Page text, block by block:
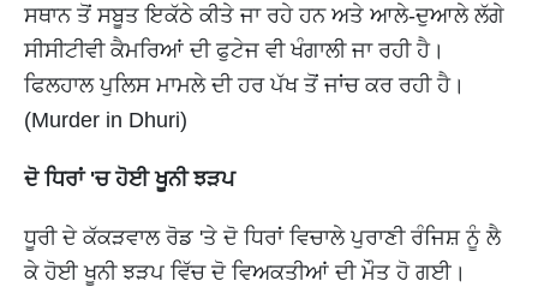
ਸਥਾਨ ਤੋਂ ਸਬੂਤ ਇਕੱਠੇ ਕੀਤੇ ਜਾ ਰਹੇ ਹਨ ਅਤੇ ਆਲੇ-ਦੁਆਲੇ ਲੱਗੇ
ਸੀਸੀਟੀਵੀ ਕੈਮਰਿਆਂ ਦੀ ਫੁਟੇਜ ਵੀ ਖੰਗਾਲੀ ਜਾ ਰਹੀ ਹੈ।
ਫਿਲਹਾਲ ਪੁਲਿਸ ਮਾਮਲੇ ਦੀ ਹਰ ਪੱਖ ਤੋਂ ਜਾਂਚ ਕਰ ਰਹੀ ਹੈ।
(Murder in Dhuri)
ਦੋ ਧਿਰਾਂ 'ਚ ਹੋਈ ਖੂਨੀ ਝੜਪ
ਧੂਰੀ ਦੇ ਕੱਕੜਵਾਲ ਰੋਡ 'ਤੇ ਦੋ ਧਿਰਾਂ ਵਿਚਾਲੇ ਪੁਰਾਣੀ ਰੰਜਿਸ਼ ਨੂੰ ਲੈ
ਕੇ ਹੋਈ ਖੂਨੀ ਝੜਪ ਵਿੱਚ ਦੋ ਵਿਅਕਤੀਆਂ ਦੀ ਮੌਤ ਹੋ ਗਈ।